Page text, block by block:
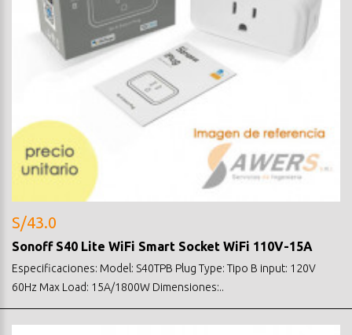
S/43.0
Sonoff S40 Lite WiFi Smart Socket WiFi 110V-15A
Especificaciones: Model: S40TPB Plug Type: Tipo B input: 120V
60Hz Max Load: 15A/1800W Dimensiones:..